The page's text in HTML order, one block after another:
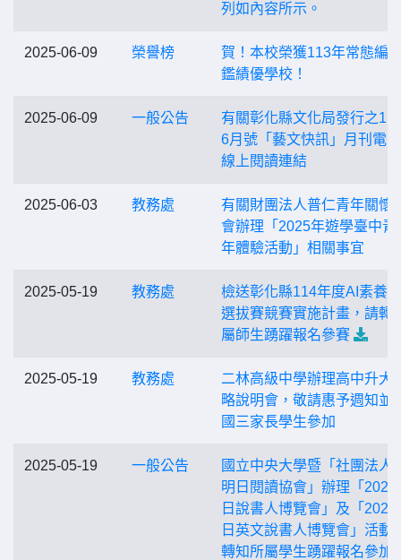
列如內容所示。
2025-06-09 榮譽榜
賀！本校榮獲113年常態編
鑑績優學校！
2025-06-09 一般公告
有關彰化縣文化局發行之
6月號「藝文快訊」月刊電
線上閱讀連結
2025-06-03 教務處
有關財團法人普仁青年關懷
會辦理「2025年遊學臺中青
年體驗活動」相關事宜
2025-05-19 教務處
檢送彰化縣114年度AI素養
選拔賽競賽實施計畫，請轉
屬師生踴躍報名參賽
2025-05-19 教務處
二林高級中學辦理高中升大
略說明會，敬請惠予週知並
國三家長學生參加
2025-05-19 一般公告
國立中央大學暨「社團法人
明日閱讀協會」辦理「2025
日說書人博覽會」及「2025
日英文說書人博覽會」活動
轉知所屬學生踴躍報名參加